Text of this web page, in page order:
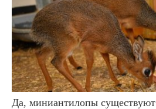
Да, миниантилопы существуют